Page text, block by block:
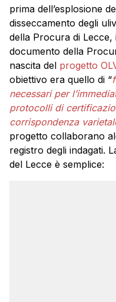
prima dell’esplosione
disseccamento degli
della Procura di Lecce,
documento della
nascita del progetto
obiettivo era quello di “
necessari per
protocolli di
corrispondenza
progetto collaborano
registro degli indagati.
del Lecce è semplice: